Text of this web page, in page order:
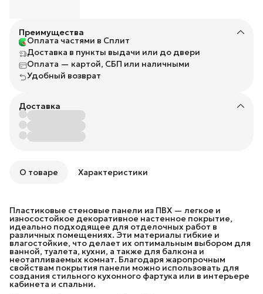
Преимущества
Оплата частями в Сплит
Доставка в пункты выдачи или до двери
Оплата — картой, СБП или наличными
Удобный возврат
Доставка
О товаре Характеристики
Пластиковые стеновые панели из ПВХ — легкое и
износостойкое декоративное настенное покрытие,
идеально подходящее для отделочных работ в
различных помещениях. Эти материалы гибкие и
влагостойкие, что делает их оптимальным выбором для
ванной, туалета, кухни, а также для балкона и
неотапливаемых комнат. Благодаря жаропрочным
свойствам покрытия панели можно использовать для
создания стильного кухонного фартука или в интерьере
кабинета и спальни.